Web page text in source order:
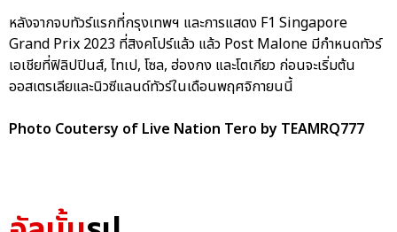
หลังจากจบทัวร์แรกที่กรุงเทพฯ และการแสดง F1 Singapore
Grand Prix 2023 ที่สิงคโปร์แล้ว แล้ว Post Malone มีกำหนดทัวร์
เอเชียที่ฟิลิปปินส์, ไทเป, โซล, ฮ่องกง และโตเกียว ก่อนจะเริ่มต้น
ออสเตรเลียและนิวซีแลนด์ทัวร์ในเดือนพฤศจิกายนนี้
Photo Coutersy of Live Nation Tero by TEAMRQ777